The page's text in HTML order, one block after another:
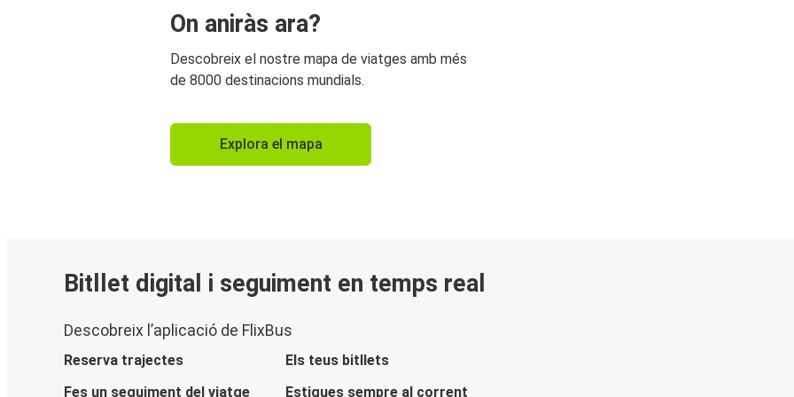
On aniràs ara?
Descobreix el nostre mapa de viatges amb més
de 8000 destinacions mundials.
Explora el mapa
Bitllet digital i seguiment en temps real
Descobreix l’aplicació de FlixBus
Reserva trajectes
Els teus bitllets
Fes un seguiment del viatge
Estigues sempre al corrent